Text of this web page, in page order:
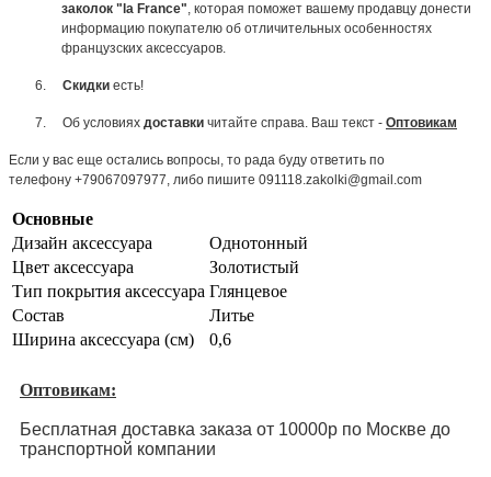
заколок "la France", которая поможет вашему продавцу донести
информацию покупателю об отличительных особенностях
французских аксессуаров.
6. Скидки есть!
7. Об условиях доставки читайте справа. Ваш текст - Оптовикам
Если у вас еще остались вопросы, то рада буду ответить по
телефону +79067097977, либо пишите 091118.zakolki@gmail.com
Основные
Дизайн аксессуара
Однотонный
Цвет аксессуара
Золотистый
Тип покрытия аксессуара Глянцевое
Состав
Литье
Ширина аксессуара (см)
0,6
Оптовикам:
Бесплатная доставка заказа от 10000р по Москве до
транспортной компании